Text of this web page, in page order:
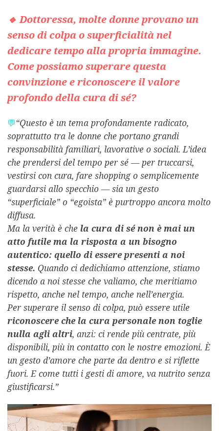
🔹 Dottoressa, molte donne provano un
senso di colpa o superficialità nel
dedicare tempo alla propria immagine.
Come possiamo superare questa
convinzione e riconoscere il valore
profondo della cura di sé?
💬“Questo è un tema profondamente radicato,
soprattutto tra le donne che portano grandi
responsabilità familiari, lavorative o sociali. L’idea
che prendersi del tempo per sé — per truccarsi,
vestirsi con cura, fare shopping o semplicemente
guardarsi allo specchio — sia un gesto
“superficiale” o “egoista” è purtroppo ancora molto
diffusa.
Ma la verità è che la cura di sé non è mai un
atto futile ma la risposta a un bisogno
autentico: quello di essere presenti a noi
stesse. Quando ci dedichiamo attenzione, stiamo
dicendo a noi stesse che valiamo, che meritiamo
rispetto, anche nel tempo, anche nell’energia.
Per superare il senso di colpa, può essere utile
riconoscere che la cura personale non toglie
nulla agli altri, anzi: ci rende più centrate, più
disponibili, più in contatto con le nostre emozioni. È
un gesto d’amore che parte da dentro e si riflette
fuori. E come tutti i gesti di amore, va nutrito senza
giustificarsi.”